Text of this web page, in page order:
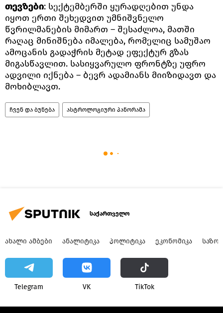
თევზები: სექტემბერში ყურადღებით უნდა
იყოთ ერთი შეხედვით უმნიშვნელო
წვრილმანების მიმართ – შესაძლოა, მათში
რაღაც მინიშნება იმალება, რომელიც სამუშაო
ამოცანის გადაჭრის მეტად ეფექტურ გზას
მიგასწავლით. სასიყვარულო ფრონტზე უფრო
ადვილი იქნება – ბევრ ადამიანს მიიზიდავთ და
მოხიბლავთ.
ჩვენ და ბუნება ასტროლოგიური პანორამა
საქართველო
ᲐᲮᲐᲚᲘ ᲐᲛᲑᲔᲑᲘ ᲐᲜᲐᲚᲘᲢᲘᲙᲐ ᲞᲝᲚᲘᲢᲘᲙᲐ ᲔᲙᲝᲜᲝᲛᲘᲙᲐ
Telegram VK ТikТоk